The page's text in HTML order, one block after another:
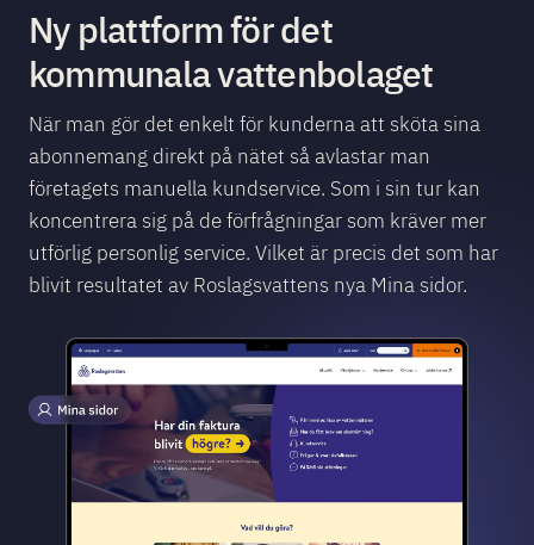
Ny plattform för det
kommunala vattenbolaget
När man gör det enkelt för kunderna att sköta sina
abonnemang direkt på nätet så avlastar man
företagets manuella kundservice. Som i sin tur kan
koncentrera sig på de förfrågningar som kräver mer
utförlig personlig service. Vilket är precis det som har
blivit resultatet av Roslagsvattens nya Mina sidor.